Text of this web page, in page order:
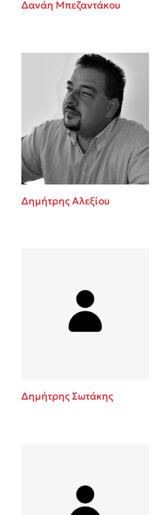
Sebastian
Playlist
Ιωάννης
Δανάη Μπεζαντάκου
Δημήτρης Αλεξίου
Δημήτρης Σωτάκης